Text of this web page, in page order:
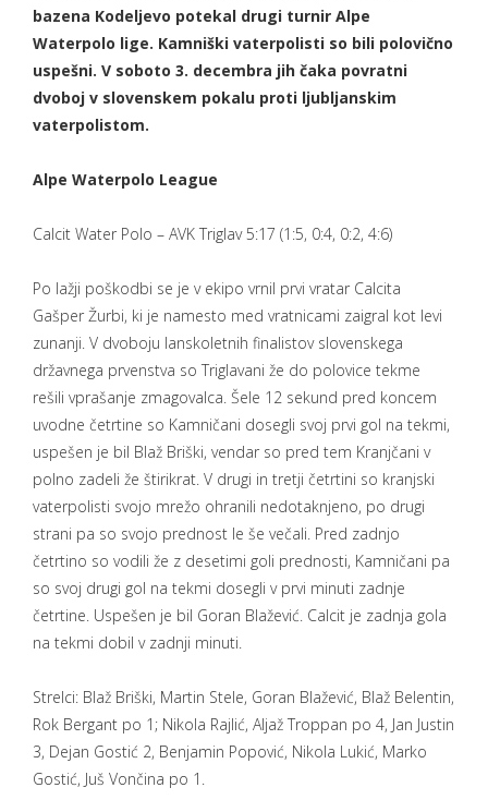
bazena Kodeljevo potekal drugi turnir Alpe
Waterpolo lige. Kamniški vaterpolisti so bili polovično
uspešni. V soboto 3. decembra jih čaka povratni
dvoboj v slovenskem pokalu proti ljubljanskim
vaterpolistom.
Alpe Waterpolo League
Calcit Water Polo – AVK Triglav 5:17 (1:5, 0:4, 0:2, 4:6)
Po lažji poškodbi se je v ekipo vrnil prvi vratar Calcita
Gašper Žurbi, ki je namesto med vratnicami zaigral kot levi
zunanji. V dvoboju lanskoletnih finalistov slovenskega
državnega prvenstva so Triglavani že do polovice tekme
rešili vprašanje zmagovalca. Šele 12 sekund pred koncem
uvodne četrtine so Kamničani dosegli svoj prvi gol na tekmi,
uspešen je bil Blaž Briški, vendar so pred tem Kranjčani v
polno zadeli že štirikrat. V drugi in tretji četrtini so kranjski
vaterpolisti svojo mrežo ohranili nedotaknjeno, po drugi
strani pa so svojo prednost le še večali. Pred zadnjo
četrtino so vodili že z desetimi goli prednosti, Kamničani pa
so svoj drugi gol na tekmi dosegli v prvi minuti zadnje
četrtine. Uspešen je bil Goran Blažević. Calcit je zadnja gola
na tekmi dobil v zadnji minuti.
Strelci: Blaž Briški, Martin Stele, Goran Blažević, Blaž Belentin,
Rok Bergant po 1; Nikola Rajlić, Aljaž Troppan po 4, Jan Justin
3, Dejan Gostić 2, Benjamin Popović, Nikola Lukić, Marko
Gostić, Juš Vončina po 1.